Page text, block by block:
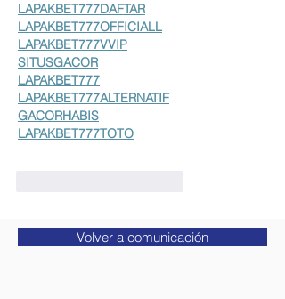
LAPAKBET777DAFTAR
LAPAKBET777OFFICIALL
LAPAKBET777VVIP
SITUSGACOR
LAPAKBET777
LAPAKBET777ALTERNATIF
GACORHABIS
LAPAKBET777TOTO
Volver a comunicación